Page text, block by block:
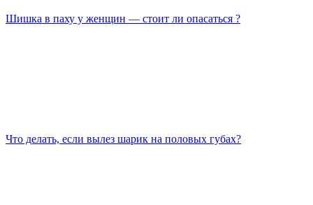
Шишка в паху у женщин — стоит ли опасаться ?
Что делать, если вылез шарик на половых губах?